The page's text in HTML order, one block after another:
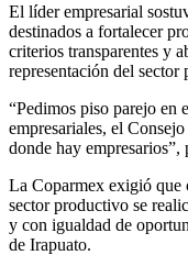
El líder empresarial
destinados a fortalecer
criterios transparentes y
representación del sector
“Pedimos piso parejo en
empresariales, el
donde hay empresarios”,
La Coparmex exigió
sector productivo se
y con igualdad de
de Irapuato.